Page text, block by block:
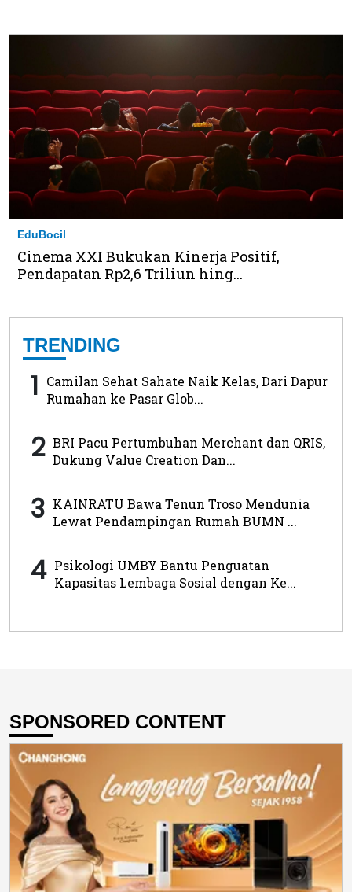
EduBocil
Cinema XXI Bukukan Kinerja Positif,
Pendapatan Rp2,6 Triliun hing...
TRENDING
1 Camilan Sehat Sahate Naik Kelas, Dari Dapur
Rumahan ke Pasar Glob...
2 BRI Pacu Pertumbuhan Merchant dan QRIS,
Dukung Value Creation Dan...
3 KAINRATU Bawa Tenun Troso Mendunia
Lewat Pendampingan Rumah BUMN ...
4 Psikologi UMBY Bantu Penguatan
Kapasitas Lembaga Sosial dengan Ke...
SPONSORED CONTENT